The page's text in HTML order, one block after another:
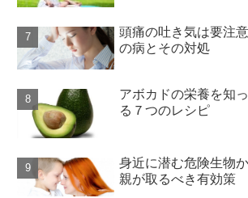
頭痛の吐き気は要注
の病とその対処
アボカドの栄養を知
る７つのレシピ
身近に潜む危険生物
親が取るべき有効策